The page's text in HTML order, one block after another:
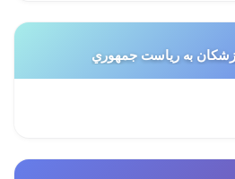
به رياست جمهوري